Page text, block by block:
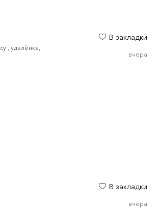
, удалёнка,
В закладки
вчера
В закладки
вчера